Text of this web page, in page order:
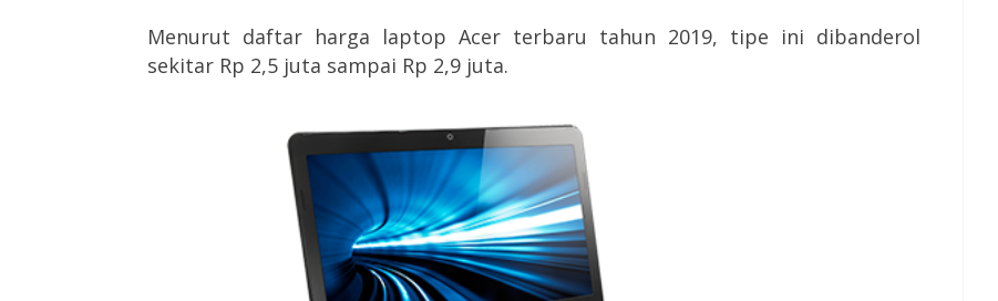
Menurut daftar harga laptop Acer terbaru tahun 2019, tipe ini dibanderol
sekitar Rp 2,5 juta sampai Rp 2,9 juta.